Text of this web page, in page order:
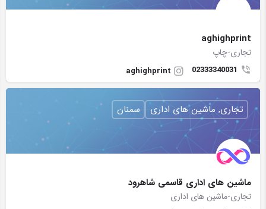
aghighprint
تجاری-چاپ
02333340031
aghighprint
ماشین های اداری قاسمی شاهرود
تجاری-ماشین های اداری
تجاری, ماشین های اداری سمنان